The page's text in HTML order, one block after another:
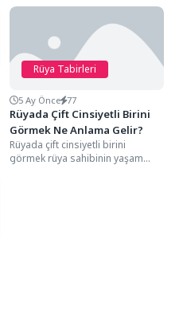
Rüya Tabirleri
5 Ay Önce 77
Rüyada Çift Cinsiyetli Birini
Görmek Ne Anlama Gelir?
Rüyada çift cinsiyetli birini
görmek rüya sahibinin yaşam